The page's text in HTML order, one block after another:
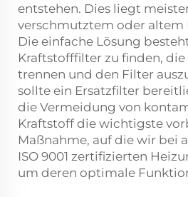
entstehen. Dies liegt
verschmutztem oder altem
Die einfache Lösung
Kraftstofffilter zu finden,
trennen und den Filter
sollte ein Ersatzfilter
die Vermeidung von
Kraftstoff die wichtigste
Maßnahme, auf die wir bei
ISO 9001 zertifizierten
um deren optimale